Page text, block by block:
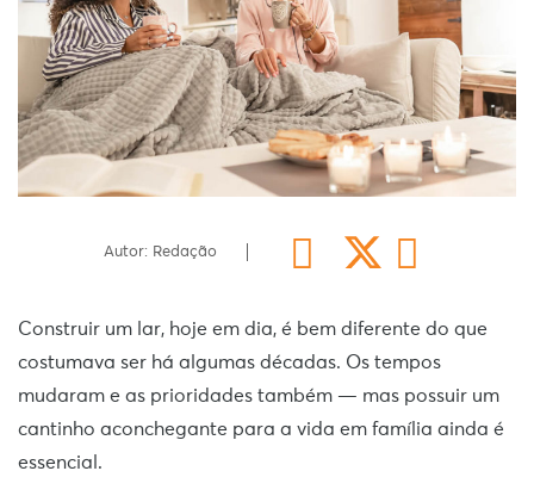
Autor: Redação
Construir um lar, hoje em dia, é bem diferente do que
costumava ser há algumas décadas. Os tempos
mudaram e as prioridades também — mas possuir um
cantinho aconchegante para a vida em família ainda é
essencial.